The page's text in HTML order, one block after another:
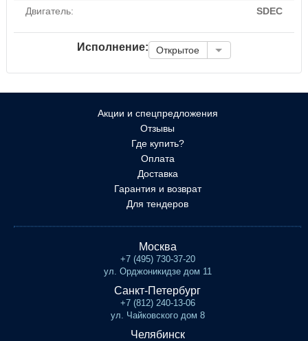
Двигатель:
SDEC
Исполнение: Открытое
Акции и спецпредложения
Отзывы
Где купить?
Оплата
Доставка
Гарантия и возврат
Для тендеров
Москва
+7 (495) 730-37-20
ул. Орджоникидзе дом 11
Санкт-Петербург
+7 (812) 240-13-06
ул. Чайковского дом 8
Челябинск